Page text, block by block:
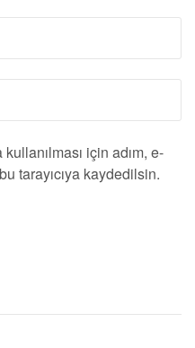
için adım, e-
tarayıcıya kaydedilsin.